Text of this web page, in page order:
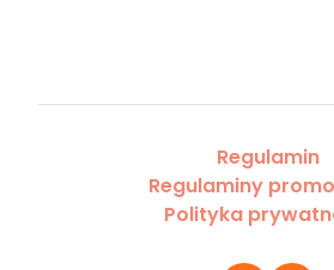
Regulamin
Regulaminy
Polityka